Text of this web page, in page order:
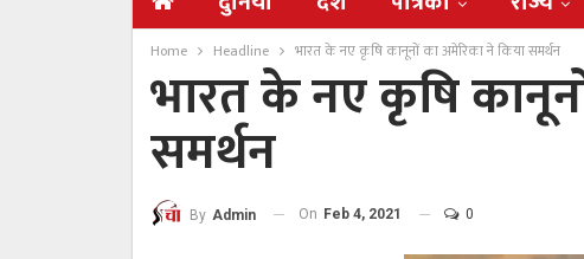
Home Headline भारत के नए कृषि कानूनों का अमेरिका ने किया समर्थन
भारत के नए कृषि
समर्थन
By Admin On Feb 4, 2021 0